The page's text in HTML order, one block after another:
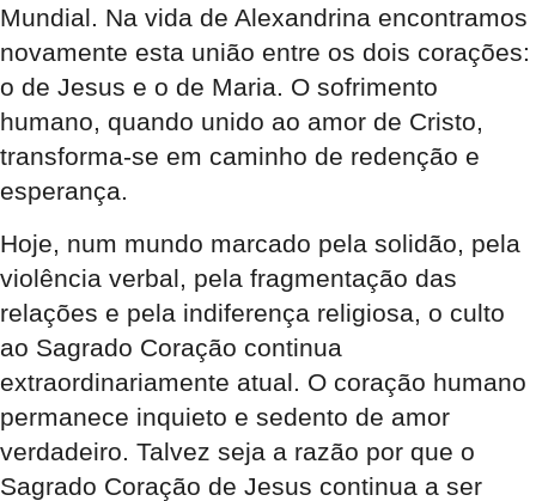
Mundial. Na vida de Alexandrina encontramos
novamente esta união entre os dois corações:
o de Jesus e o de Maria. O sofrimento
humano, quando unido ao amor de Cristo,
transforma-se em caminho de redenção e
esperança.
Hoje, num mundo marcado pela solidão, pela
violência verbal, pela fragmentação das
relações e pela indiferença religiosa, o culto
ao Sagrado Coração continua
extraordinariamente atual. O coração humano
permanece inquieto e sedento de amor
verdadeiro. Talvez seja a razão por que o
Sagrado Coração de Jesus continua a ser